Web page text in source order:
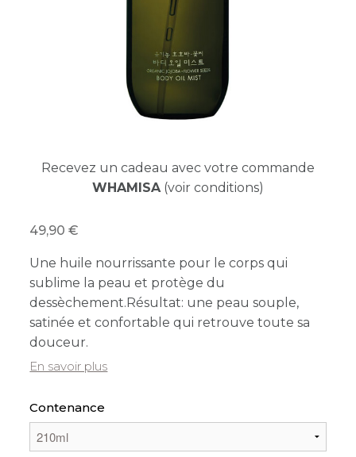
Recevez un cadeau avec votre commande
WHAMISA(voir conditions)
49,90
Une huile nourrissante pour le corps qui
sublime la peau et protège du
dessèchement.Résultat: une peau souple,
satinée et confortable qui retrouve toute sa
douceur.
En savoir plus
Contenance